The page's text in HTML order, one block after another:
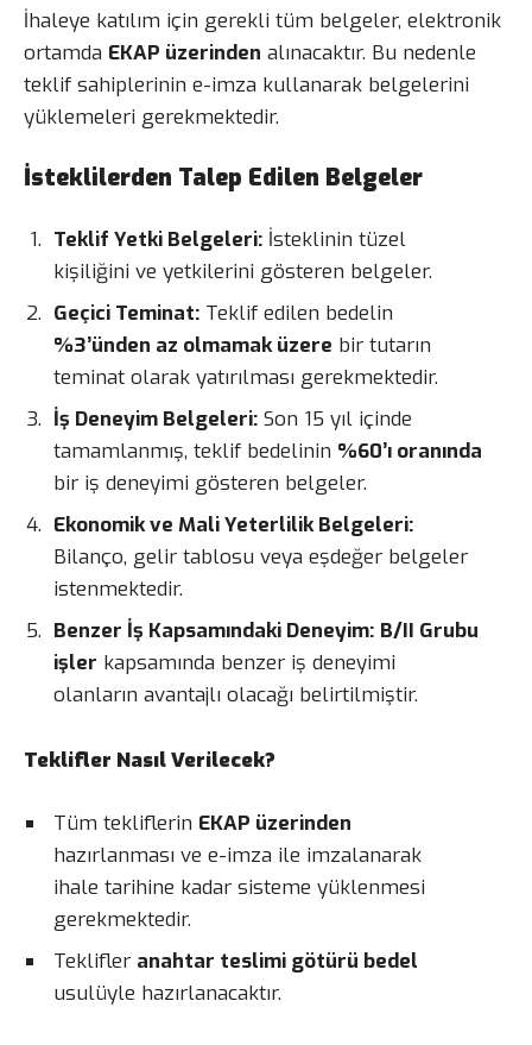
İhaleye katılım için gerekli tüm belgeler, elektronik
ortamda EKAP üzerinden alınacaktır. Bu nedenle
teklif sahiplerinin e-imza kullanarak belgelerini
yüklemeleri gerekmektedir.
İsteklilerden Talep Edilen Belgeler
Teklif Yetki Belgeleri: İsteklinin tüzel
kişiliğini ve yetkilerini gösteren belgeler.
Geçici Teminat: Teklif edilen bedelin
%3’ünden az olmamak üzere bir tutarın
teminat olarak yatırılması gerekmektedir.
İş Deneyim Belgeleri: Son 15 yıl içinde
tamamlanmış, teklif bedelinin %60’ı oranında
bir iş deneyimi gösteren belgeler.
Ekonomik ve Mali Yeterlilik Belgeleri:
Bilanço, gelir tablosu veya eşdeğer belgeler
istenmektedir.
Benzer İş Kapsamındaki Deneyim: B/II Grubu
işler kapsamında benzer iş deneyimi
olanların avantajlı olacağı belirtilmiştir.
Teklifler Nasıl Verilecek?
Tüm tekliflerin EKAP üzerinden
hazırlanması ve e-imza ile imzalanarak
ihale tarihine kadar sisteme yüklenmesi
gerekmektedir.
Teklifler anahtar teslimi götürü bedel
usulüyle hazırlanacaktır.